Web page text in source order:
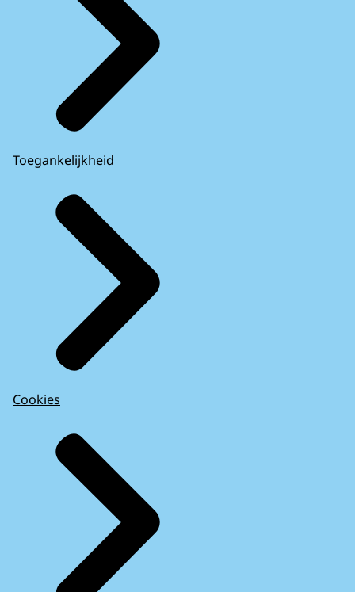
Toegankelijkheid
Cookies